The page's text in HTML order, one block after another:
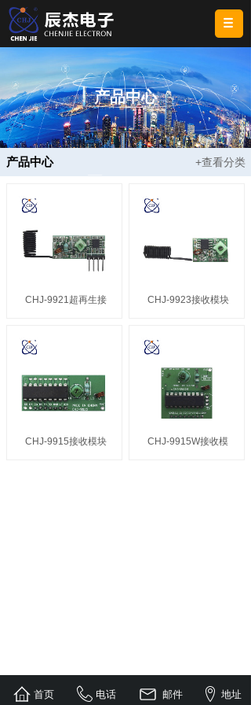
产品中心
+查看分类
产品中心
CHJ-9921超再生接 CHJ-9923接收模块
CHJ-9915接收模块 CHJ-9915W接收模
首页 电话 邮件 地址